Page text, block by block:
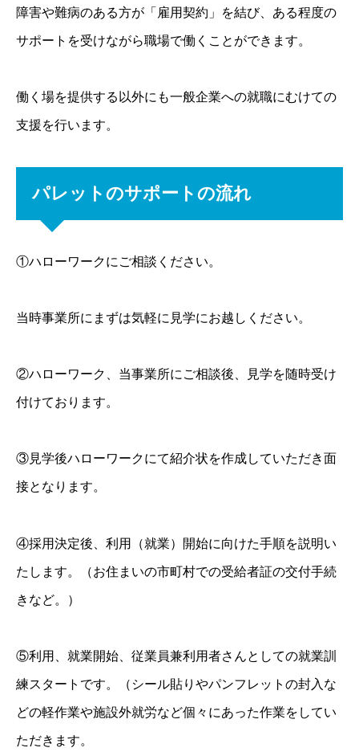
障害や難病のある方が「雇用契約」を結び、ある程度の
サポートを受けながら職場で働くことができます。
働く場を提供する以外にも一般企業への就職にむけての
支援を行います。
パレットのサポートの流れ
①ハローワークにご相談ください。
当時事業所にまずは気軽に見学にお越しください。
②ハローワーク、当事業所にご相談後、見学を随時受け
付けております。
③見学後ハローワークにて紹介状を作成していただき面
接となります。
④採用決定後、利用（就業）開始に向けた手順を説明い
たします。（お住まいの市町村での受給者証の交付手続
きなど。）
⑤利用、就業開始、従業員兼利用者さんとしての就業訓
練スタートです。（シール貼りやパンフレットの封入な
どの軽作業や施設外就労など個々にあった作業をしてい
ただきます。